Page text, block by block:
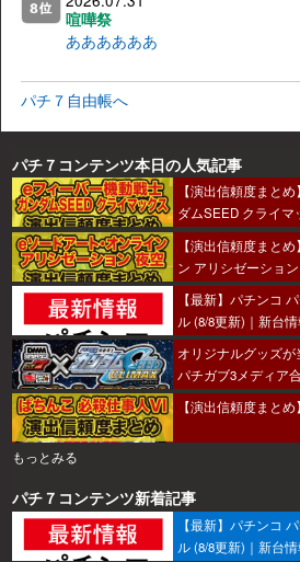
喧嘩祭
ああああああ
パチ７自由帳へ
パチ７コンテンツ本日の人気記事
【演出信頼度まと
ダムSEED クライマ
【演出信頼度まと
ン アリシゼーショ
【最新】パチンコ
ル (8/8更新)｜新台
オリジナルグッズ
パチガブ3メディア
士ガンダムSEED
打ちたい！」キャ
【演出信頼度まと
もっとみる
パチ７コンテンツ新着記事
【最新】パチンコ
ル (8/8更新)｜新台